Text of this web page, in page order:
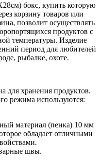
бокс, купить которую
корзину товаров или
позволит осуществлять
продуктов с
температуры. Изделие
период для любителей
рыбалке, охоте.
для хранения продуктов.
режима используются:
материал (пенка) 10 мм
обладает отличными
швы.